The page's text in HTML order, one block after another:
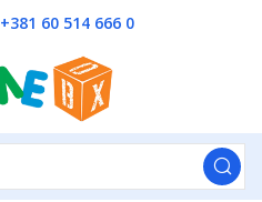
+381 60 514 666 0